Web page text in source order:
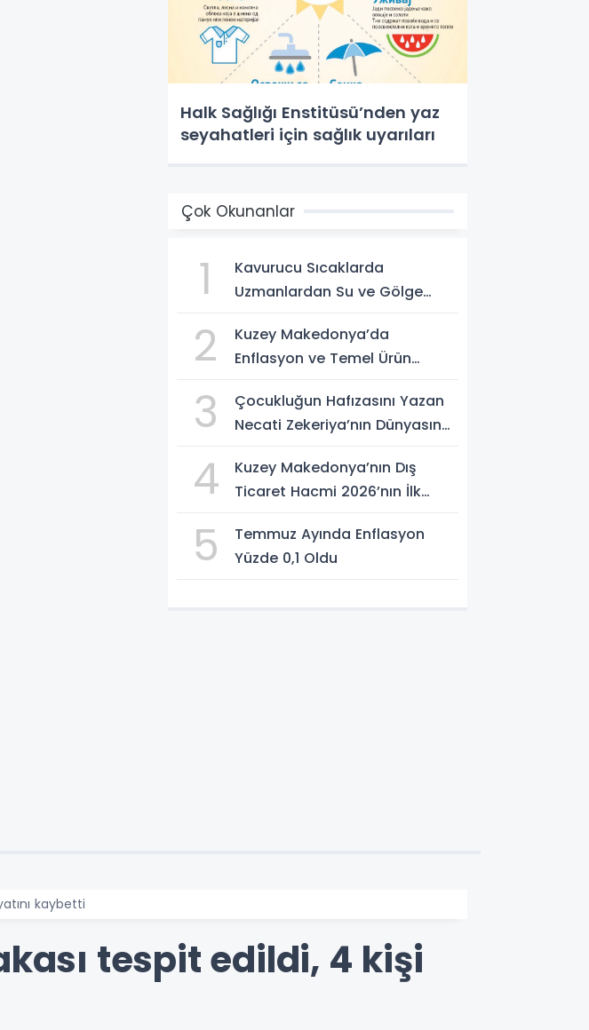
Halk Sağlığı Enstitüsü’nden yaz
seyahatleri için sağlık uyarıları
Çok Okunanlar
1
Kavurucu Sıcaklarda
Uzmanlardan Su ve Gölge
2
Kuzey Makedonya’da
Enflasyon ve Temel Ürün
3
Çocukluğun Hafızasını Yazan
Necati Zekeriya’nın Dünyasına
4
Kuzey Makedonya’nın Dış
Ticaret Hacmi 2026’nın İlk
5
Temmuz Ayında Enflasyon
Yüzde 0,1 Oldu
kaybetti
tespit edildi, 4 kişi